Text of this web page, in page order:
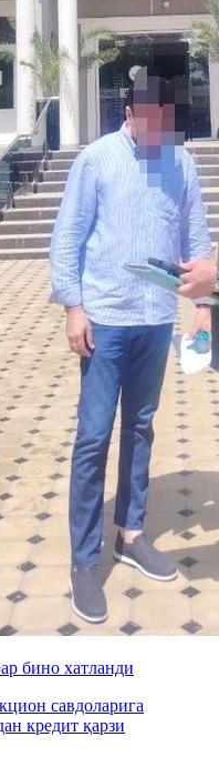
бино хатланди
савдоларига
кредит қарзи